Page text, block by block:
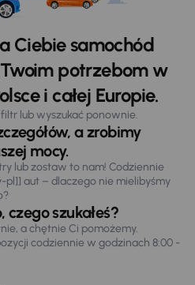
Ciebie samochód
potrzebom w
i całej Europie.
lub wyszukać ponownie.
a zrobimy
mocy.
lub zostaw to nam! Codziennie
pl]] aut – dlaczego nie mielibyśmy
czego szukałeś?
a chętnie Ci pomożemy.
codziennie w godzinach 8:00 -